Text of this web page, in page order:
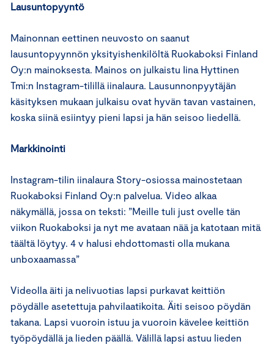
Lausuntopyyntö
Mainonnan eettinen neuvosto on saanut
lausuntopyynnön yksityishenkilöltä Ruokaboksi Finland
Oy:n mainoksesta. Mainos on julkaistu Iina Hyttinen
Tmi:n Instagram-tilillä iinalaura. Lausunnonpyytäjän
käsityksen mukaan julkaisu ovat hyvän tavan vastainen,
koska siinä esiintyy pieni lapsi ja hän seisoo liedellä.
Markkinointi
Instagram-tilin iinalaura Story-osiossa mainostetaan
Ruokaboksi Finland Oy:n palvelua. Video alkaa
näkymällä, jossa on teksti: ”Meille tuli just ovelle tän
viikon Ruokaboksi ja nyt me avataan nää ja katotaan mitä
täältä löytyy. 4 v halusi ehdottomasti olla mukana
unboxaamassa”
Videolla äiti ja nelivuotias lapsi purkavat keittiön
pöydälle asetettuja pahvilaatikoita. Äiti seisoo pöydän
takana. Lapsi vuoroin istuu ja vuoroin kävelee keittiön
työpöydällä ja lieden päällä. Välillä lapsi astuu lieden